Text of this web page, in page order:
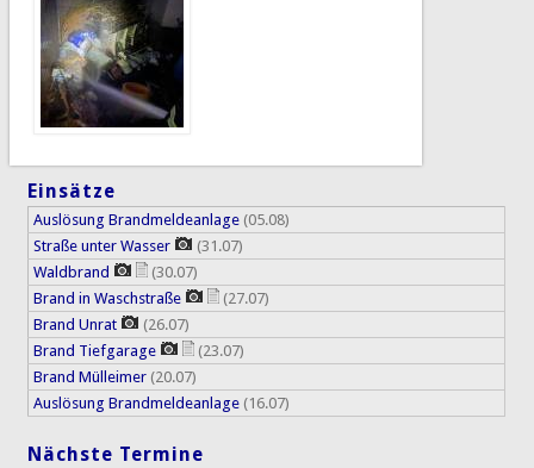
Einsätze
Auslösung Brandmeldeanlage (05.08)
Straße unter Wasser
(31.07)
Waldbrand
(30.07)
Brand in Waschstraße
(27.07)
Brand Unrat
(26.07)
Brand Tiefgarage
(23.07)
Brand Mülleimer (20.07)
Auslösung Brandmeldeanlage (16.07)
Nächste Termine